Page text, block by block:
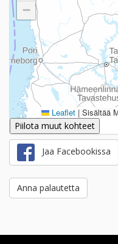
−
Leaflet | Sisältää
Piilota muut kohteet
Jaa Facebookissa
Anna palautetta